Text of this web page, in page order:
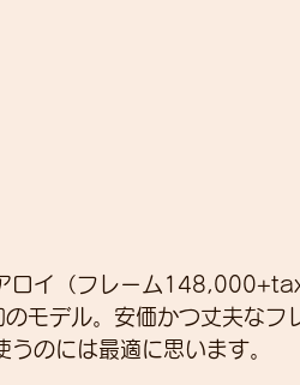
ロイ（フレーム148,000+tax
モデル。安価かつ丈夫なフ
のには最適に思います。